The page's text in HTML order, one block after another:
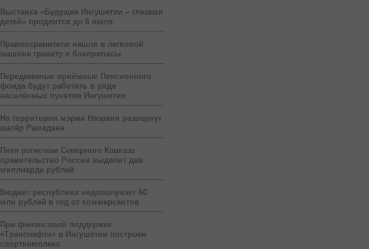
Выставка «Будущее Ингушетии – глазами
детей» продлится до 6 июля
Правоохранители нашли в легковой
машине гранату и боеприпасы
Передвижные приёмные Пенсионного
фонда будут работать в ряде
населённых пунктов Ингушетии
На территории мэрии Назрани развернут
шатёр Рамадана
Пяти регионам Северного Кавказа
правительство России выделит два
миллиарда рублей
Бюджет республики недополучает 60
млн рублей в год от коммерсантов
При финансовой поддержке
«Транснефти» в Ингушетии построен
спорткомплекс